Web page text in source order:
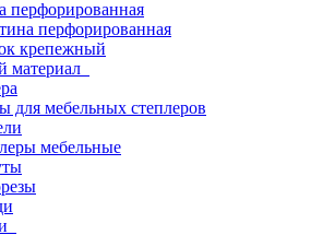
перфорированная
перфорированная
крепежный
материал
для мебельных степлеров
мебельные